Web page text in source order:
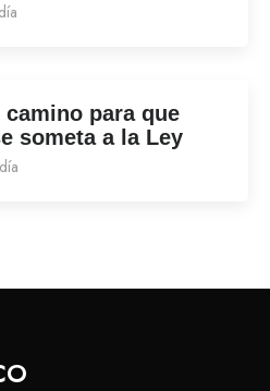
para que
someta a la Ley